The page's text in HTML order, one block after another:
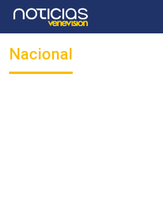
Nacional